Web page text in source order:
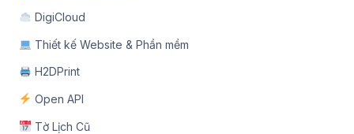
DigiCloud
Thiết kế Website & Phần mềm
H2DPrint
Open API
Tờ Lịch Cũ